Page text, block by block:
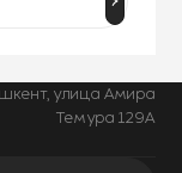
улица Амира
Темура 129А